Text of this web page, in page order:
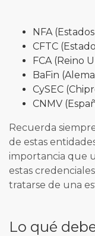
NFA
CFTC
FCA (Reino
BaFin
CySEC
CNMV
Recuerda
de estas
importancia que
estas
tratarse de una
Lo qué